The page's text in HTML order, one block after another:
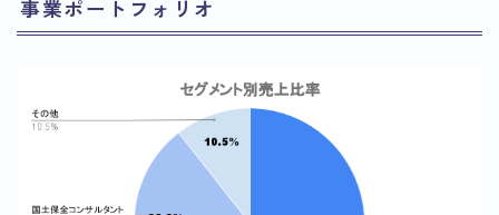
事業ポートフォリオ